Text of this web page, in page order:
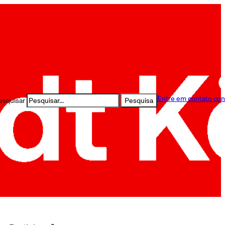
Pesquisa Entre em contato